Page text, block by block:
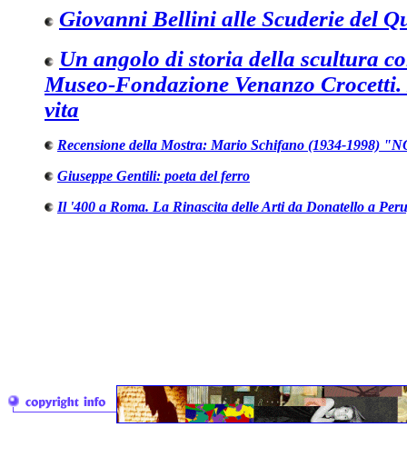
Giovanni Bellini alle Scuderie del
Un angolo di storia della scultura
Museo-Fondazione Venanzo
vita
Recensione della Mostra: Mario Schifano (1934-1998)
Giuseppe Gentili: poeta del ferro
Il '400 a Roma. La Rinascita delle Arti da Donatello a